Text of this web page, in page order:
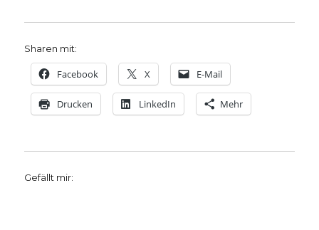
Sharen mit:
Facebook X E-Mail
Drucken LinkedIn Mehr
Gefällt mir: